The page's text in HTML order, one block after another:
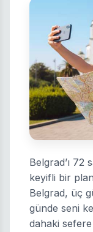
Belgrad’ı
keyifli bir
Belgrad, üç
günde seni
dahaki